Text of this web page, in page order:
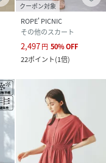
クーポン対象
ROPE' PICNIC
その他のスカート
2,497円 50%OFF
22ポイント(1倍)